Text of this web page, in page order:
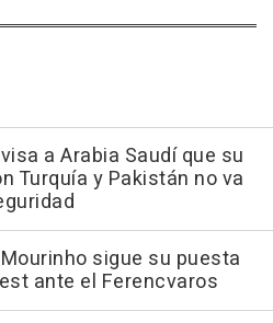
a Arabia Saudí que su
Turquía y Pakistán no va
sigue su puesta
ante el Ferencvaros